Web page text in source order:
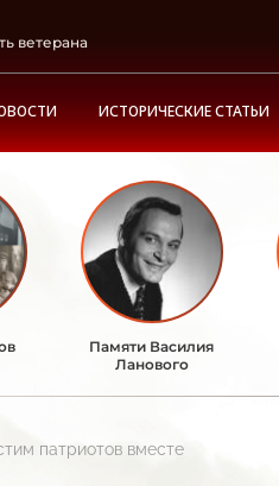
ветерана
ИСТОРИЧЕСКИЕ СТАТЬИ
Памяти Василия
Ланового
патриотов вместе